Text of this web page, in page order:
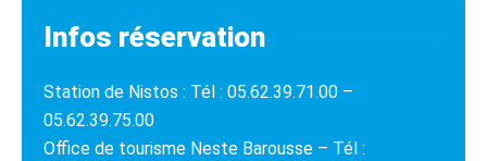
Infos réservation
Station de Nistos : Tél : 05.62.39.71.00 –
05.62.39.75.00
Office de tourisme Neste Barousse – Tél :